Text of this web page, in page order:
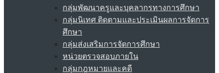
กลุ่มพัฒนาครูและบุคลากรทางการศึกษา
กลุ่มนิเทศ ติดตามและประเมินผลการจัดการ
ศึกษา
กลุ่มส่งเสริมการจัดการศึกษา
หน่วยตรวจสอบภายใน
กลุ่มกฎหมายและคดี